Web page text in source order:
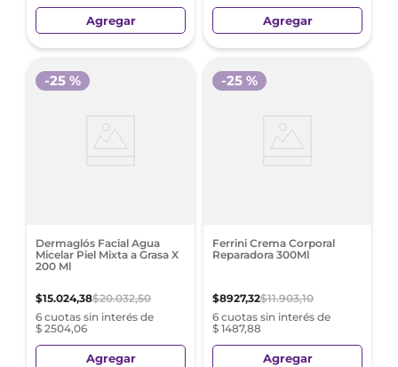
Agregar Agregar
Dermaglós Facial Agua
Micelar Piel Mixta a Grasa X
200 Ml
$15.024,38$20.032,50
6 cuotas sin interés de
$ 2504,06
-25 %
Agregar
Ferrini Crema Corporal
Reparadora 300Ml
$8927,32$11.903,10
6 cuotas sin interés de
$ 1487,88
-25 %
Agregar